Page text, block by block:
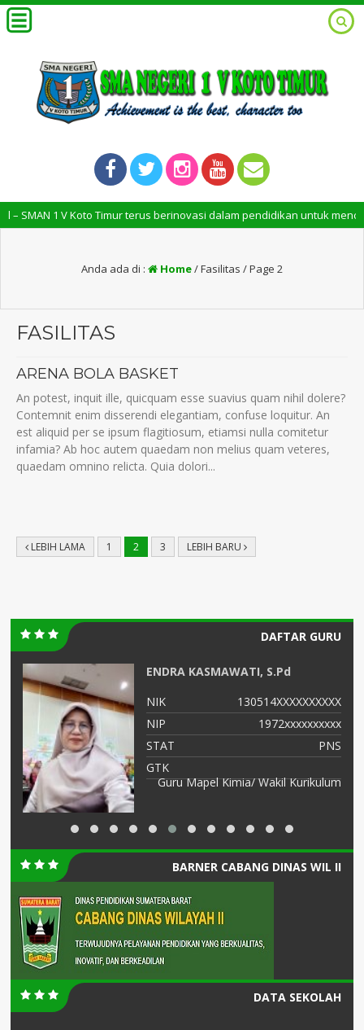
1 V Koto Timur terus berinovasi dalam pendidikan untuk
Anda ada di : Home/Fasilitas / Page 2
FASILITAS
ARENA BOLA BASKET
An potest, inquit ille, quicquam esse suavius quam nihil dolere?
Contemnit enim disserendi elegantiam, confuse loquitur. An
est aliquid per se ipsum flagitiosum, etiamsi nulla comitetur
infamia? Ab hoc autem quaedam non melius quam veteres,
quaedam omnino relicta. Quia dolori...
LEBIH LAMA 1 2 3 LEBIH BARU
DAFTAR GURU
ENDRA KASMAWATI, S.Pd
NIK
130514XXXXXXXXXX
NIP
1972xxxxxxxxxx
STAT
PNS
GTK
Guru Mapel Kimia/ Wakil Kurikulum
BARNER CABANG DINAS WIL II
DATA SEKOLAH